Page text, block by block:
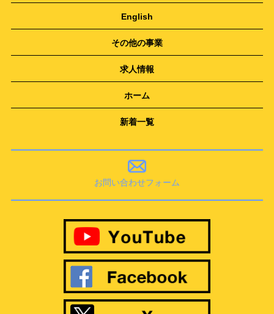
English
その他の事業
求人情報
ホーム
新着一覧
お問い合わせフォーム